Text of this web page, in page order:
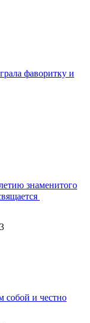
фаворитку и
знаменитого
собой и честно